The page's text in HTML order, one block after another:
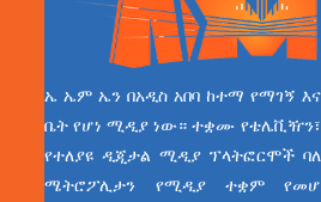
ኤ ኤም ኤን በአዲስ አበባ ከተማ የማገኝ
ቤት የሆነ ሚዲያ ነው። ተቋሙ የቴሌቪዥን፣
የተለያዩ ዲጂታል ሚዲያ ፕላትፎርሞች
ሜትሮፖሊታን የሚዲያ ተቋም